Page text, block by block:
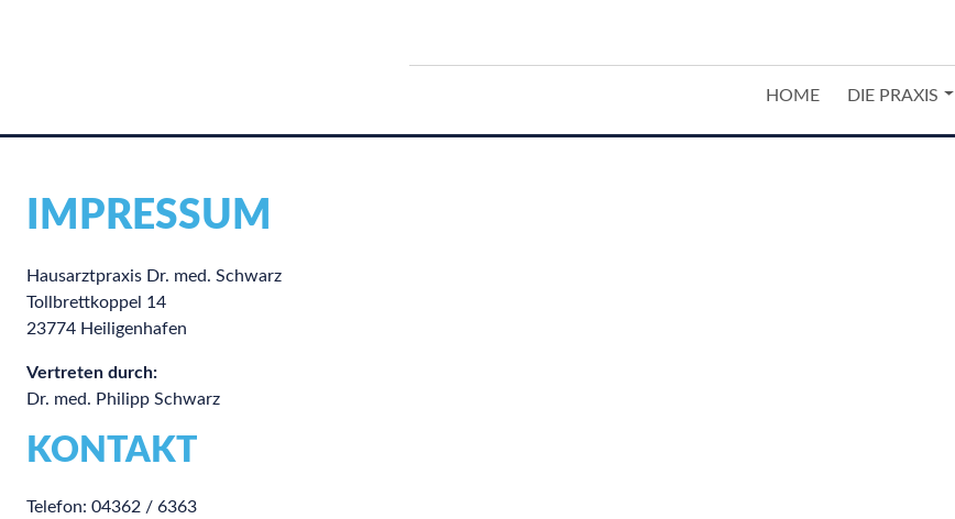
HOME DIE PRAXIS
IMPRESSUM
Hausarztpraxis Dr. med. Schwarz
Tollbrettkoppel 14
23774 Heiligenhafen
Vertreten durch:
Dr. med. Philipp Schwarz
KONTAKT
Telefon: 04362 / 6363
Praxisimpressionen
Überweisungen